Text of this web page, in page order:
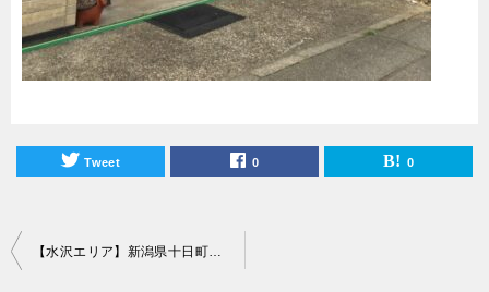
Tweet 0 0
投
【水沢エリア】新潟県十日町市でランチが食べられるお店13選！